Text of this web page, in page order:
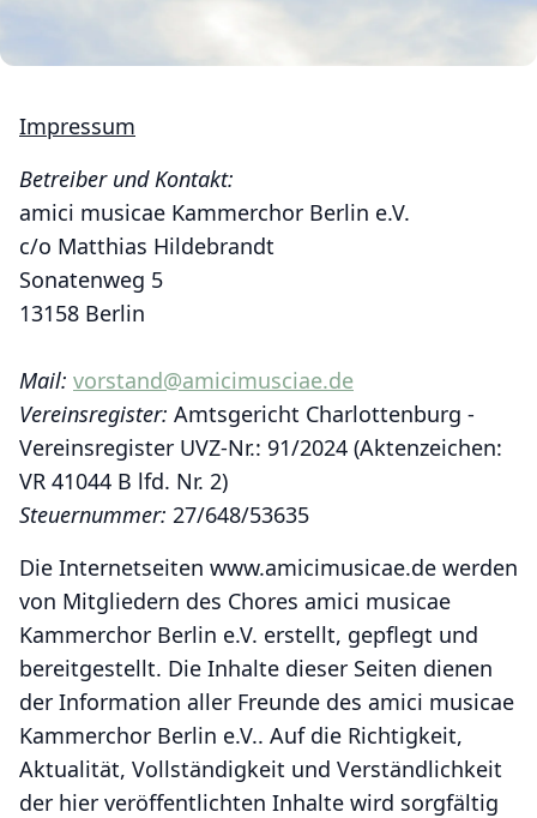
Impressum
Betreiber und Kontakt:
amici musicae Kammerchor Berlin e.V.
c/o Matthias Hildebrandt
Sonatenweg 5
13158 Berlin
Mail: vorstand@amicimusciae.de
Vereinsregister: Amtsgericht Charlottenburg -
Vereinsregister UVZ-Nr.: 91/2024 (Aktenzeichen:
VR 41044 B lfd. Nr. 2)
Steuernummer: 27/648/53635
Die Internetseiten www.amicimusicae.de werden
von Mitgliedern des Chores amici musicae
Kammerchor Berlin e.V. erstellt, gepflegt und
bereitgestellt. Die Inhalte dieser Seiten dienen
der Information aller Freunde des amici musicae
Kammerchor Berlin e.V.. Auf die Richtigkeit,
Aktualität, Vollständigkeit und Verständlichkeit
der hier veröffentlichten Inhalte wird sorgfältig